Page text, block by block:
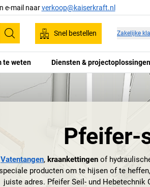
e-mail naarverkoop@kaiserkraft.nl
Zoeken
Snel bestellen Zakelijke
te weten Diensten & projectoplossingen
Pfeifer-
Vatentangen, kraankettingen of
producten om te hijsen of te
juiste adres. Pfeifer Seil- und